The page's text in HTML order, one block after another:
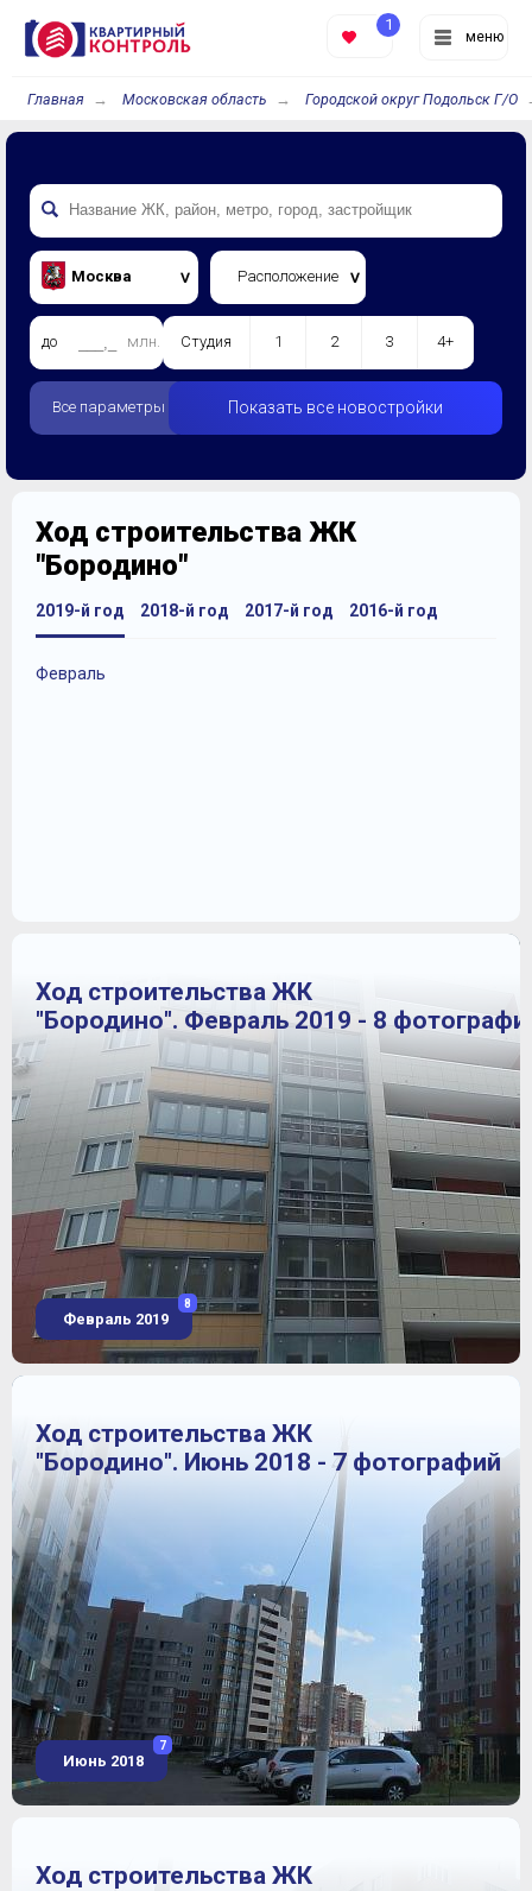
меню
1
Главная Московская область Городской округ Подольск Г/О
Москва Расположение
до млн. Студия 1 2 3 4+
Все параметры Показать все новостройки
Ход строительства ЖК
"Бородино"
2019-й год
Февраль
2018-й год 2017-й год 2016-й год
Ход строительства ЖК
"Бородино". Февраль 2019 - 8
Февраль 2019
8
Ход строительства ЖК
"Бородино". Июнь 2018 - 7 фотографий
Июнь 2018
7
Ход строительства ЖК